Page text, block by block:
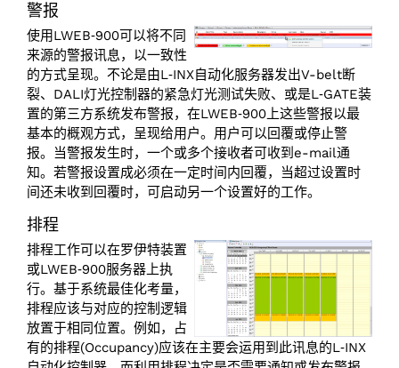
警报
使用LWEB‑900可以将不同
来源的警报讯息，以一致性
的方式呈现。不论是由L‑INX自动化服务器发出V-belt断
裂、DALI灯光控制器的紧急灯光测试失败、或是L‑GATE装
置的第三方系统发布警报，在LWEB‑900上这些警报以最
基本的概观方式，呈现给用户。用户可以回覆或停止警
报。当警报发生时，一个或多个接收者可收到e-mail通
知。若警报设置成必须在一定时间内回覆，当超过设置时
间还未收到回覆时，可启动另一个设置好的工作。
排程
排程工作可以在罗伊特装置
或LWEB‑900服务器上执
行。基于系统最佳化考量，
排程应该与对应的控制逻辑
放置于相同位置。例如，占
有的排程(Occupancy)应该在主要会运用到此讯息的L‑INX